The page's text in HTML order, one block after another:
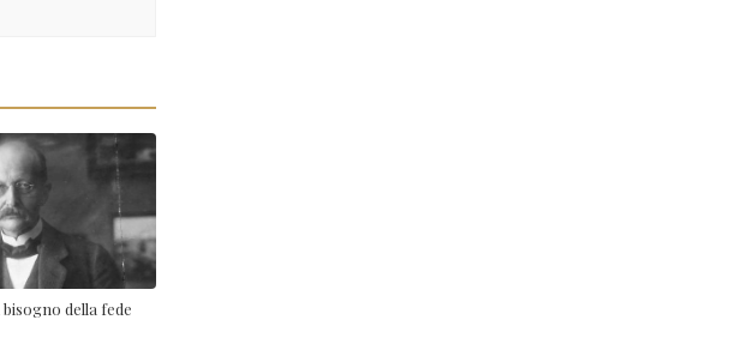
bisogno della fede